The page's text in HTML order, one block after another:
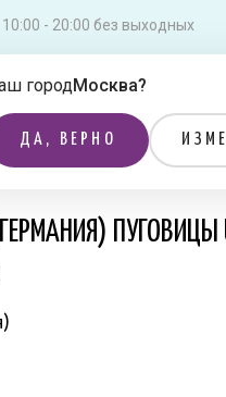
10:00 - 20:00 без выходных
городМосква?
ДА, ВЕРНО
ОДЕЖДА ЛИТЕРАТУРА
цвет 0018
(ГЕРМАНИЯ)